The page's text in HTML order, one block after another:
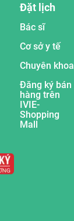
Đặt lịch
Bác sĩ
Cơ sở y tế
Chuyên khoa
Đăng ký bán
hàng trên
IVIE-
Shopping
Mall